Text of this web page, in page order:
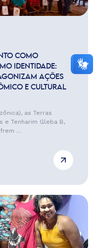
COMO
IDENTIDADE:
AÇÕES
E CULTURAL
as Terras
e Tenharim Gleba B,
...